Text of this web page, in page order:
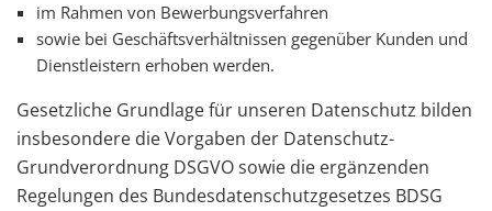
im Rahmen von Bewerbungsverfahren
sowie bei Geschäftsverhältnissen gegenüber Kunden und
Dienstleistern erhoben werden.
Gesetzliche Grundlage für unseren Datenschutz bilden
insbesondere die Vorgaben der Datenschutz-
Grundverordnung DSGVO sowie die ergänzenden
Regelungen des Bundesdatenschutzgesetzes BDSG